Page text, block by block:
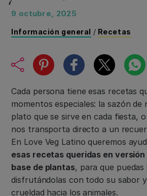
9 octubre, 2025
Información general / Recetas
Cada persona tiene esas recetas
momentos especiales: la sazón de
plato que se sirve en cada fiesta,
nos transporta directo a un
En Love Veg Latino queremos
esas recetas queridas en versión
base de plantas, para que puedas
disfrutándolas con todo su sabor
crueldad hacia los animales.